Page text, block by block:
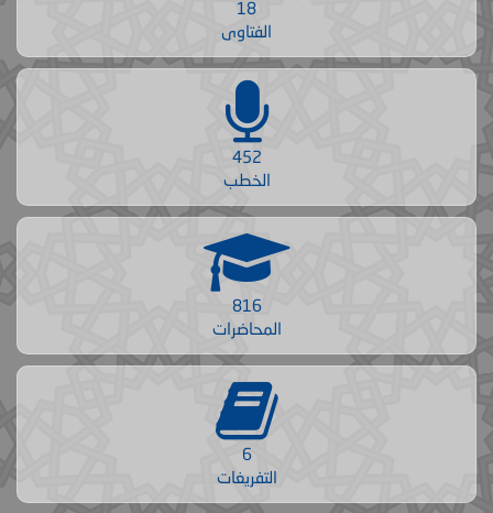
18
الفتاوى
452
الخطب
816
المحاضرات
6
التفريغات